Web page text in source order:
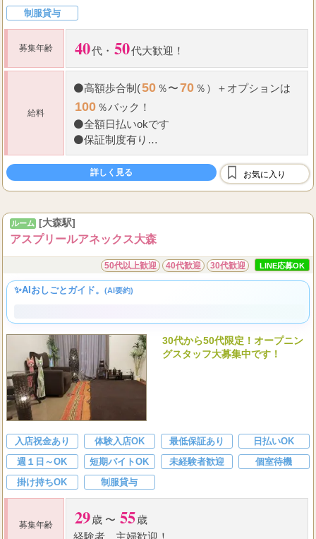
体験入店OK
短期バイトOK
未経験者歓迎 個室待機
掛け持ちOK
制服貸与
40代・50代大歓迎！
⚫高額歩合制(50％〜
100％バック！
⚫全額日払いokです
保証制度有り
⚫雑費等はお給料から引かれる事はございませ
もちろんノルマもございません！
毎...
ルーム[大森駅]
アスプリールアネックス大森
✨AIおしごとガイド。(AI要約)
入店祝金あり 体験入店OK
週１日～OK
短期バイトOK 未経験者歓迎
個室待機
制服貸与